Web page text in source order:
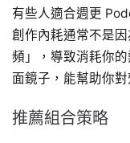
有些人適合週更
創作內耗通常不是
頻」，導致消耗你
面鏡子，能幫助你
推薦組合策略